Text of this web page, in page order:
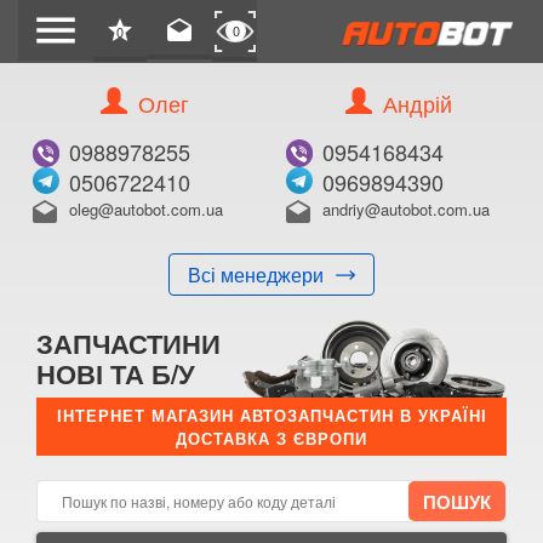
menu star
0 drafts 0
Олег
0988978255
0506722410
drafts oleg@autobot.com.ua
Всі менеджери
Андрій
0954168434
0969894390
drafts andriy@autobot.com.ua
ЗАПЧАСТИНИ
НОВІ ТА Б/У
ІНТЕРНЕТ МАГАЗИН АВТОЗАПЧАСТИН В УКРАЇНІ
ДОСТАВКА З ЄВРОПИ
КУПИТИ
Оригінальний номер:
Примітка:
E-mail:
Телефон: